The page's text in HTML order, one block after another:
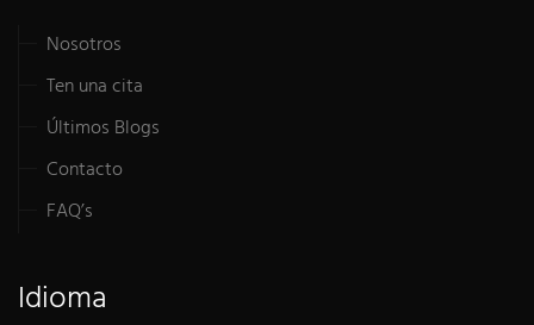
Nosotros
Ten una cita
Últimos Blogs
Contacto
FAQ’s
Idioma